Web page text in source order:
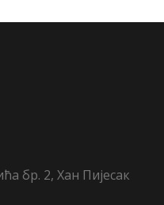
бр. 2, Хан Пијесак